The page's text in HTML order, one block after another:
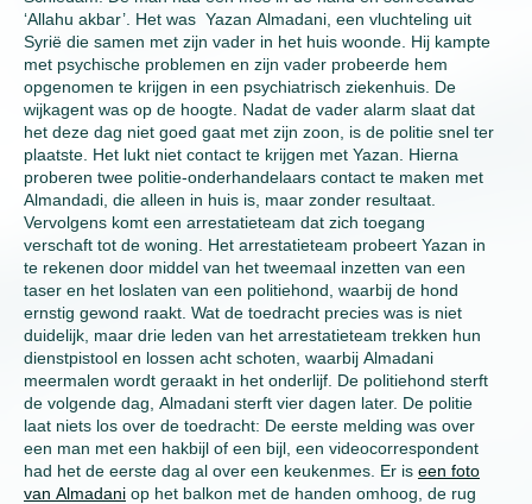
‘Allahu akbar’. Het was Yazan Almadani, een vluchteling uit
Syrië die samen met zijn vader in het huis woonde. Hij kampte
met psychische problemen en zijn vader probeerde hem
opgenomen te krijgen in een psychiatrisch ziekenhuis. De
wijkagent was op de hoogte. Nadat de vader alarm slaat dat
het deze dag niet goed gaat met zijn zoon, is de politie snel ter
plaatste. Het lukt niet contact te krijgen met Yazan. Hierna
proberen twee politie-onderhandelaars contact te maken met
Almandadi, die alleen in huis is, maar zonder resultaat.
Vervolgens komt een arrestatieteam dat zich toegang
verschaft tot de woning. Het arrestatieteam probeert Yazan in
te rekenen door middel van het tweemaal inzetten van een
taser en het loslaten van een politiehond, waarbij de hond
ernstig gewond raakt. Wat de toedracht precies was is niet
duidelijk, maar drie leden van het arrestatieteam trekken hun
dienstpistool en lossen acht schoten, waarbij Almadani
meermalen wordt geraakt in het onderlijf. De politiehond sterft
de volgende dag, Almadani sterft vier dagen later. De politie
laat niets los over de toedracht: De eerste melding was over
een man met een hakbijl of een bijl, een videocorrespondent
had het de eerste dag al over een keukenmes. Er is een foto
van Almadani op het balkon met de handen omhoog, de rug